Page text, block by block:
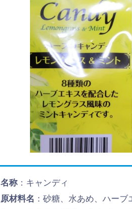
名称 ：キャンディ
原材料名 ：砂糖、水あめ、ハー